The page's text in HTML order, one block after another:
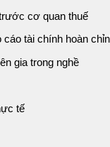
cơ quan thuế
cáo tài chính hoàn
gia trong nghề
tế